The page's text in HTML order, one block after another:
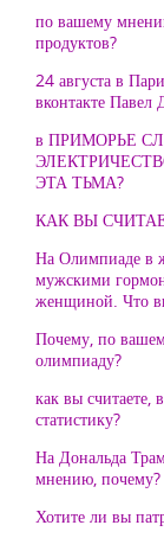
по вашему
продуктов?
24 августа в
вконтакте
в ПРИМОРЬЕ
ЭТА ТЬМА?
КАК ВЫ
На Олимпиаде в
мужскими
женщиной. Что
Почему, по
олимпиаду?
как вы считаете,
статистику?
На Дональда
мнению, почему?
Хотите ли вы